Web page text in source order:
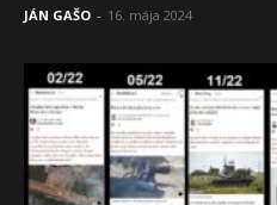
JÁN GAŠO - 16. mája 2024